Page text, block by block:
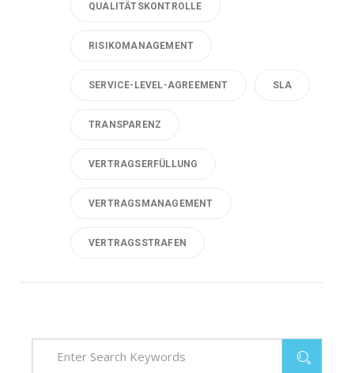
QUALITÄTSKONTROLLE
RISIKOMANAGEMENT
SERVICE-LEVEL-AGREEMENT SLA
TRANSPARENZ
VERTRAGSERFÜLLUNG
VERTRAGSMANAGEMENT
VERTRAGSSTRAFEN